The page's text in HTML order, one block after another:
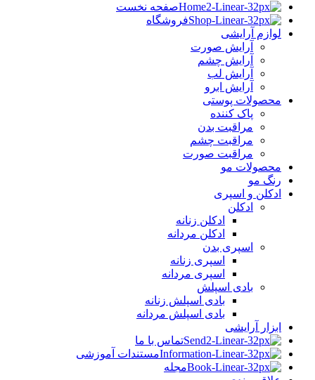
صفحه نخست
فروشگاه
لوازم آرایشی
آرایش صورت
آرایش چشم
آرایش لب
آرایش ابرو
محصولات پوستی
پاک کننده
مراقبت بدن
مراقبت چشم
مراقبت صورت
محصولات مو
رنگ مو
ادکلن و اسپری
ادکلن
ادکلن زنانه
ادکلن مردانه
اسپری بدن
اسپری زنانه
اسپری مردانه
بادی اسپلش
بادی اسپلش زنانه
بادی اسپلش مردانه
ابزار آرایشی
تماس با ما
مستندات آموزشی
مجله